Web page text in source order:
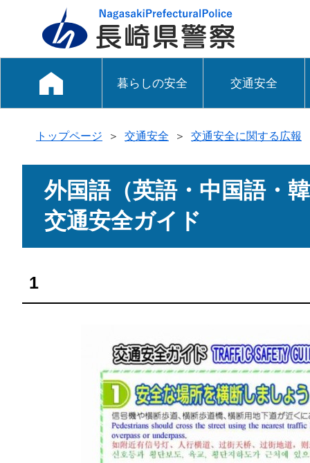
暮らしの安全 交通安全
トップページ ＞ 交通安全 ＞ 交通安全に関する広報
外国語（英語・中国語・
交通安全ガイド
1